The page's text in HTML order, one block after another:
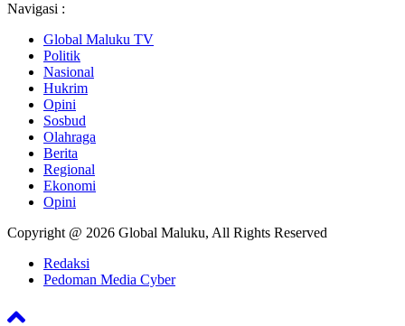
Navigasi :
Global Maluku TV
Politik
Nasional
Hukrim
Opini
Sosbud
Olahraga
Berita
Regional
Ekonomi
Opini
Copyright @ 2026 Global Maluku, All Rights Reserved
Redaksi
Pedoman Media Cyber